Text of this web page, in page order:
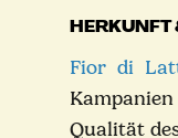
HERKUNFT
Fior di
Qualität